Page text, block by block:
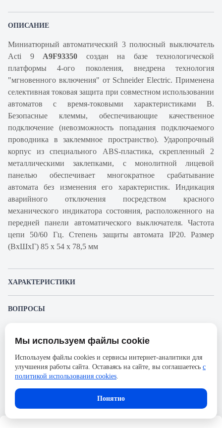
ОПИСАНИЕ
Миниатюрный автоматический 3 полюсный выключатель
Acti 9 A9F93350 создан на базе технологической
платформы 4-ого поколения, внедрена технология
"мгновенного включения" от Schneider Electric. Применена
селективная токовая защита при совместном использовании
автоматов с время-токовыми характеристиками B.
Безопасные клеммы, обеспечивающие качественное
подключение (невозможность попадания подключаемого
проводника в заклеммное пространство). Ударопрочный
корпус из специального ABS-пластика, скрепленный 2
металлическими заклепками, с монолитной лицевой
панелью обеспечивает многократное срабатывание
автомата без изменения его характеристик. Индикация
аварийного отключения посредством красного
механического индикатора состояния, расположенного на
передней панели автоматического выключателя. Частота
цепи 50/60 Гц. Степень защиты автомата IP20. Размер
(ВхШхГ) 85 х 54 х 78,5 мм
ХАРАКТЕРИСТИКИ
Производитель
Серия
Acti 9
Номинальный ток
Напряжение, В
133
Количество полюсов
ВОПРОСЫ
Пожалуйста, авторизуйтесь, чтобы иметь
возможность оставлять вопросы.
Представленные изображения и характеристики могут отличаться от реального
без предварительного уведомления. Компания АйДистрибьют не несёт
ответственности в случае не соответствия текущей модели товаров фотографиям,
размещённым в карточке товара.
Мы используем файлы cookie
Используем файлы cookies и сервисы интернет-аналитики для
улучшения работы сайта. Оставаясь на сайте, вы соглашаетесь с
политикой использования cookies.
Понятно